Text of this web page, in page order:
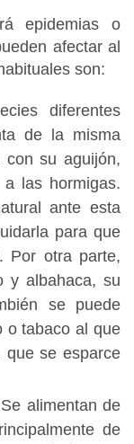
epidemias o
afectar al
son:
diferentes
de la misma
con su aguijón,
las hormigas.
ante esta
para que
Por otra parte,
y albahaca, su
se puede
o tabaco al que
que se esparce
alimentan de
de